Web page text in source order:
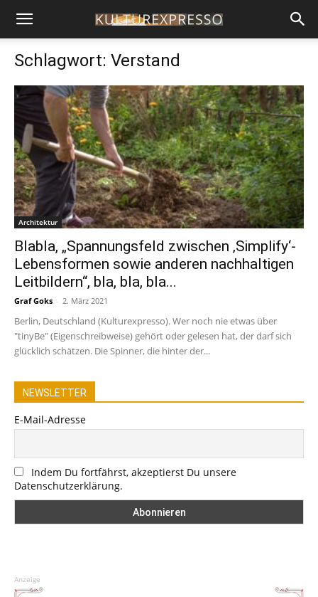
Schlagwort: Verstand
Architektur
Blabla, „Spannungsfeld zwischen ‚Simplify‘-
Lebensformen sowie anderen nachhaltigen
Leitbildern“, bla, bla, bla...
Graf Goks - 2. März 2021
Berlin, Deutschland (Kulturexpresso). Wer noch nie etwas über
"tinyBe" (Eigenschreibweise) gehört oder gelesen hat, der darf sich
glücklich schätzen. Die Spinner, die hinter der...
NEWSLETTER
E-Mail-Adresse
Indem Du fortfährst, akzeptierst Du unsere
Datenschutzerklärung.
Anzeige